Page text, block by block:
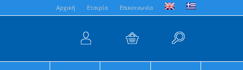
Aρχική Εταιρία Επικοινωνία